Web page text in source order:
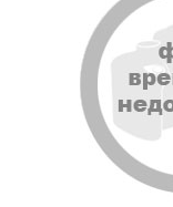
Оформление заказа